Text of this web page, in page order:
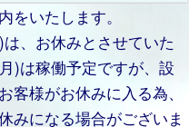
をいたします。
、お休みとさせていた
)は稼働予定ですが、設
様がお休みに入る為、
みになる場合がございま